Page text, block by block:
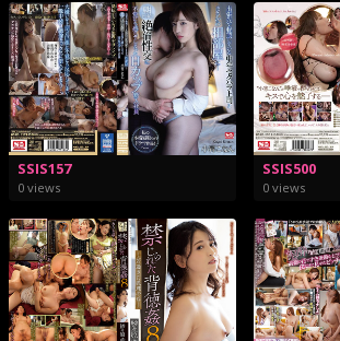
SSIS157
0 views
SSIS500
0 views